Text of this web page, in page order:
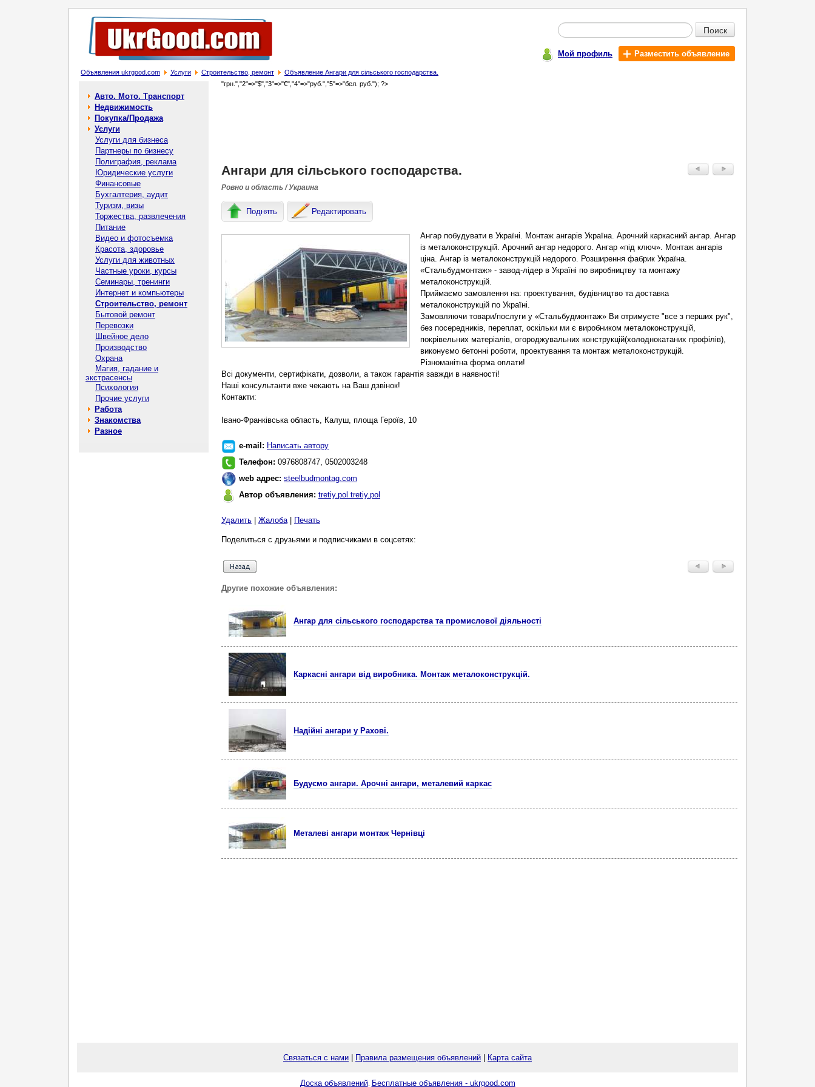
Поиск
Мой профиль Разместить объявление
Объявления ukrgood.com Услуги Строительство, ремонт Объявление Ангари для сільського господарства.
Авто. Мото. Транспорт
Недвижимость
Покупка/Продажа
Услуги
Услуги для бизнеса
Партнеры по бизнесу
Полиграфия, реклама
Юридические услуги
Финансовые
Бухгалтерия, аудит
Туризм, визы
Торжества, развлечения
Питание
Видео и фотосъемка
Красота, здоровье
Услуги для животных
Частные уроки, курсы
Семинары, тренинги
Интернет и компьютеры
Строительство, ремонт
Бытовой ремонт
Перевозки
Швейное дело
Производство
Охрана
Магия, гадание и
экстрасенсы
Психология
Прочие услуги
Работа
Знакомства
Разное
"грн.","2"=>"$","3"=>"€","4"=>"руб.","5"=>"бел. руб."); ?>
Ангари для сільського господарства.
Ровно и область / Украина
Поднять Редактировать
Ангар побудувати в Україні. Монтаж ангарів Україна. Арочний каркасний ангар. Ангар
із металоконструкцій. Арочний ангар недорого. Ангар «під ключ». Монтаж ангарів
ціна. Ангар із металоконструкцій недорого. Розширення фабрик Україна.
«Стальбудмонтаж» - завод-лідер в Україні по виробництву та монтажу
металоконструкцій.
Приймаємо замовлення на: проектування, будівництво та доставка
металоконструкцій по Україні.
Замовляючи товари/послуги у «Стальбудмонтаж» Ви отримуєте "все з перших рук",
без посередників, переплат, оскільки ми є виробником металоконструкцій,
покрівельних матеріалів, огороджувальних конструкцій(холоднокатаних профілів),
виконуємо бетонні роботи, проектування та монтаж металоконструкцій.
Різноманітна форма оплати!
Всі документи, сертифікати, дозволи, а також гарантія завжди в наявності!
Наші консультанти вже чекають на Ваш дзвінок!
Контакти:
Івано-Франківська область, Калуш, площа Героїв, 10
e-mail: Написать автору
Телефон: 0976808747, 0502003248
web адрес: steelbudmontag.com
Автор объявления: tretiy.pol tretiy.pol
Удалить Жалоба| Печать
Поделиться с друзьями и подписчиками в соцсетях:
Другие похожие объявления:
Ангар для сільського господарства та промислової діяльності
Каркасні ангари від виробника. Монтаж металоконструкцій.
Надійні ангари у Рахові.
Будуємо ангари. Арочні ангари, металевий каркас
Металеві ангари монтаж Чернівці
Связаться с нами Правила размещения объявлений Карта сайта
Доска объявлений. Бесплатные объявления - ukrgood.com